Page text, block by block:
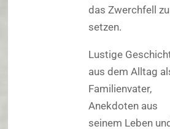
das Zwerchfell zu
setzen.
Lustige
aus dem Alltag
Familienvater,
Anekdoten aus
seinem Leben und